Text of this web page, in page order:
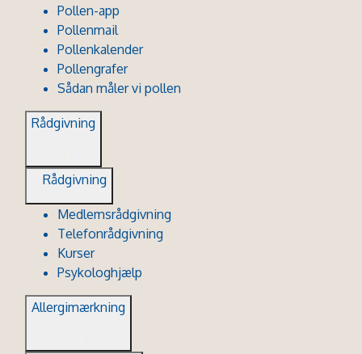
Pollen-app
Pollenmail
Pollenkalender
Pollengrafer
Sådan måler vi pollen
Rådgivning
Rådgivning
Medlemsrådgivning
Telefonrådgivning
Kurser
Psykologhjælp
Allergimærkning